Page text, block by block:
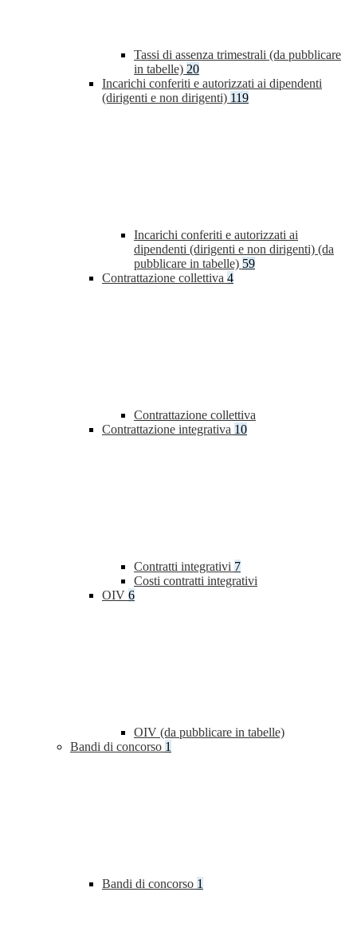
Tassi di assenza trimestrali (da pubblicare
in tabelle) 20
Incarichi conferiti e autorizzati ai dipendenti
(dirigenti e non dirigenti) 119
Incarichi conferiti e autorizzati ai
dipendenti (dirigenti e non dirigenti) (da
pubblicare in tabelle) 59
Contrattazione collettiva 4
Contrattazione collettiva
Contrattazione integrativa 10
Contratti integrativi 7
Costi contratti integrativi
OIV 6
OIV (da pubblicare in tabelle)
Bandi di concorso 1
Bandi di concorso 1